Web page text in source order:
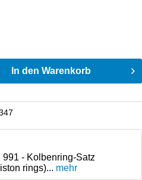
In den Warenkorb
991 - Kolbenring-Satz
rings)... mehr